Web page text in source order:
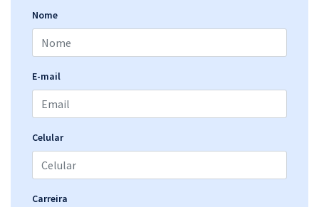
Nome
E-mail
Celular
Carreira